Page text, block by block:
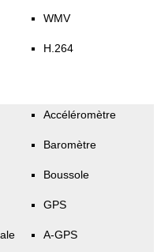
WMV
H.264
Accéléromètre
Baromètre
Boussole
GPS
A-GPS